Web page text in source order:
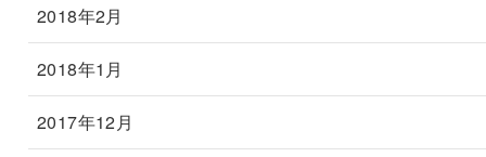
2018年2月
2018年1月
2017年12月